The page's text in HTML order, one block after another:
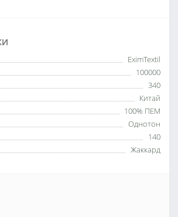
EximTextil
100000
340
Китай
100% ПЕМ
Однотон
140
Жаккард